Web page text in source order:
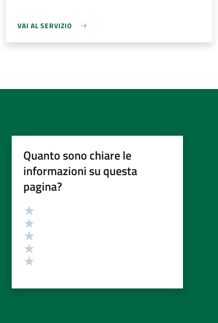
VAI AL SERVIZIO
Quanto sono chiare le
informazioni su questa
pagina?
Valutazione